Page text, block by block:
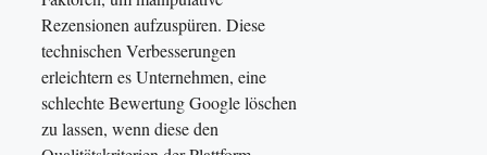
Rezensionen aufzuspüren. Diese
technischen Verbesserungen
erleichtern es Unternehmen, eine
schlechte Bewertung Google löschen
zu lassen, wenn diese den